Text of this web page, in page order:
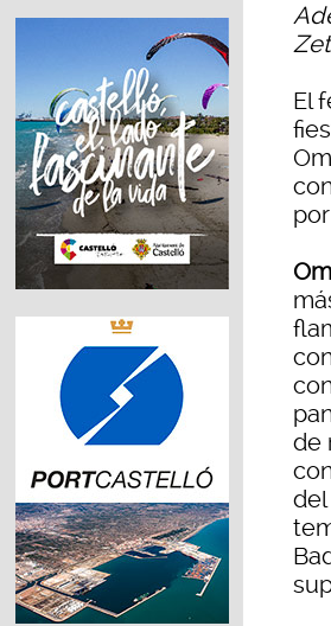
El
de